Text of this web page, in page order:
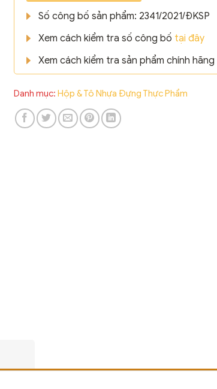
Số công bố sản phẩm: 2341/2021/ĐKSP
Xem cách kiểm tra số công bố tại đây
Xem cách kiểm tra sản phẩm chính hãng
Danh mục: Hộp & Tô Nhựa Đựng Thực Phẩm